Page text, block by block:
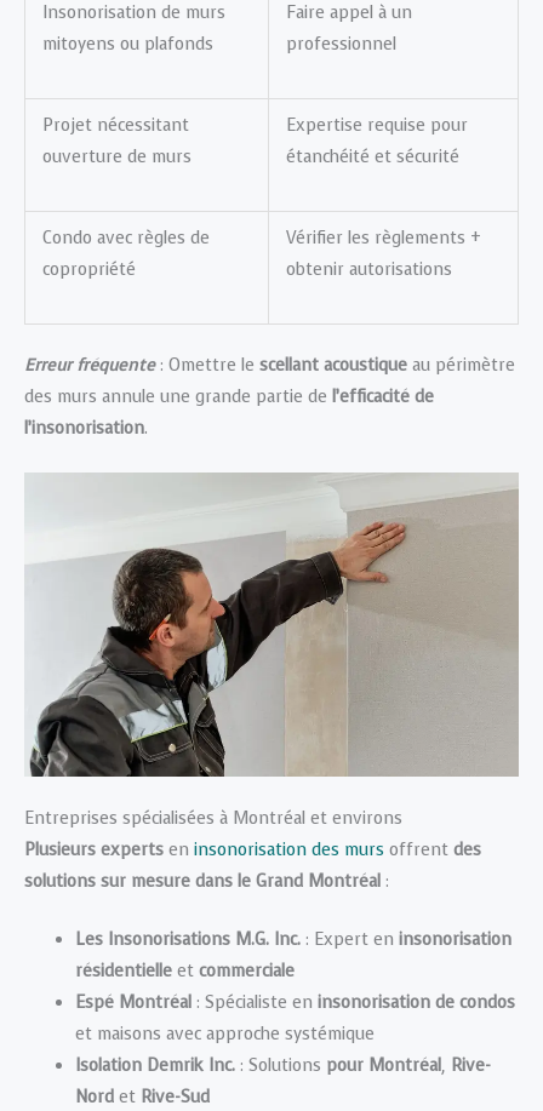
Insonorisation de murs
mitoyens ou plafonds
Faire appel à un
professionnel
Projet nécessitant
ouverture de murs
Expertise requise pour
étanchéité et sécurité
Condo avec règles de
copropriété
Vérifier les règlements +
obtenir autorisations
Erreur fréquente: Omettre le scellant acoustique au périmètre
des murs annule une grande partie de l’efficacité de
l’insonorisation.
Entreprises spécialisées à Montréal et environs
Plusieurs experts en insonorisation des murs offrent des
solutions sur mesure dans le Grand Montréal :
Les Insonorisations M.G. Inc. : Expert en insonorisation
résidentielle et commerciale
Espé Montréal : Spécialiste en insonorisation de condos
et maisons avec approche systémique
Isolation Demrik Inc. : Solutions pour Montréal, Rive-
Nord et Rive-Sud